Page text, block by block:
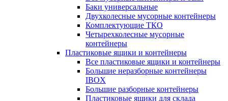
Баки универсальные
Двухколесные мусорные контейнеры
Комплектующие ТКО
Четырехколесные мусорные
контейнеры
Пластиковые ящики и контейнеры
Все пластиковые ящики и контейнеры
Большие неразборные контейнеры
IBOX
Большие разборные контейнеры
Пластиковые ящики для склада